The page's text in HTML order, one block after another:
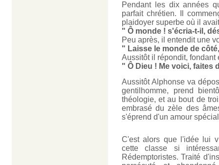
Pendant les dix années
parfait chrétien. Il
plaidoyer superbe où il
" Ô monde ! s'écria-t-il,
Peu après, il entendit une
" Laisse le monde de
Aussitôt il répondit, fondant
" Ô Dieu ! Me voici, faites
Aussitôt Alphonse va
gentilhomme, prend
théologie, et au bout de
embrasé du zèle des
s'éprend d'un amour
C'est alors que l'idée lui
cette classe si
Rédemptoristes. Traité